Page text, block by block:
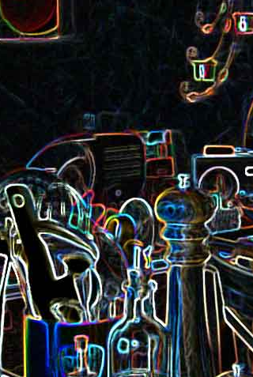
Gâteau au chocolat et au
Tarte aux pommes, au miel et
aux amandes